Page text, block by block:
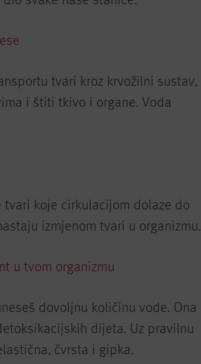
tvari kroz krvožilni sustav,
i štiti tkivo i organe. Voda
koje cirkulacijom dolaze do
izmjenom tvari u organizmu.
u tvom organizmu
dovoljnu količinu vode. Ona
dijeta. Uz pravilnu
čvrsta i gipka.